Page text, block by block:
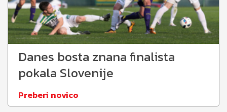
Danes bosta znana finalista
pokala Slovenije
Preberi novico